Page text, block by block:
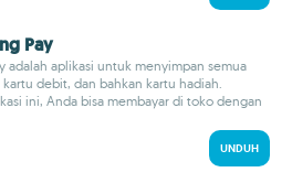
Pay
adalah aplikasi untuk menyimpan semua
debit, dan bahkan kartu hadiah.
ini, Anda bisa membayar di toko dengan
UNDUH